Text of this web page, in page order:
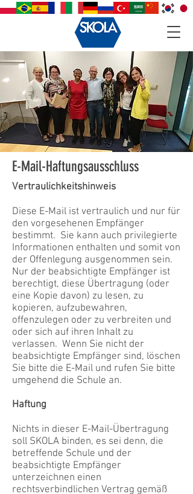
E-Mail-Haftungsausschluss
Vertraulichkeitshinweis
Diese E-Mail ist vertraulich und nur für
den vorgesehenen Empfänger
bestimmt. Sie kann auch privilegierte
Informationen enthalten und somit von
der Offenlegung ausgenommen sein.
Nur der beabsichtigte Empfänger ist
berechtigt, diese Übertragung (oder
eine Kopie davon) zu lesen, zu
kopieren, aufzubewahren,
offenzulegen oder zu verbreiten und
oder sich auf ihren Inhalt zu
verlassen. Wenn Sie nicht der
beabsichtigte Empfänger sind, löschen
Sie bitte die E-Mail und rufen Sie bitte
umgehend die Schule an.
Haftung
Nichts in dieser E-Mail-Übertragung
soll SKOLA binden, es sei denn, die
betreffende Schule und der
beabsichtigte Empfänger
unterzeichnen einen
rechtsverbindlichen Vertrag gemäß